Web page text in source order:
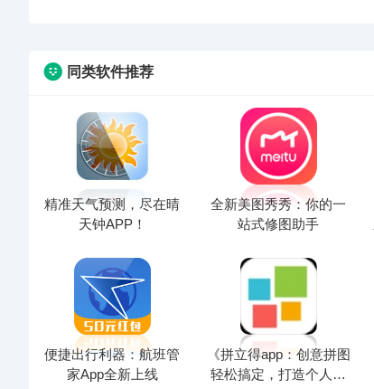
同类软件推荐
精准天气预测，尽在晴
天钟APP！
全新美图秀秀：你的一
站式修图助手
便捷出行利器：航班管
家App全新上线
《拼立得app：创意拼图
轻松搞定，打造个人风